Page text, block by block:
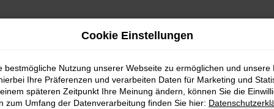
Cookie Einstellungen
bestmögliche Nutzung unserer Webseite zu ermöglichen und
Ihre Präferenzen und verarbeiten Daten für Marketing und
späteren Zeitpunkt Ihre Meinung ändern, können Sie die
zum Umfang der Datenverarbeitung finden Sie hier: